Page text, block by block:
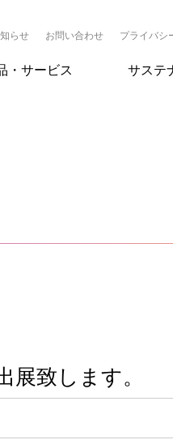
らせ お問い合わせ プライバシ
・サービス サステ
致します。